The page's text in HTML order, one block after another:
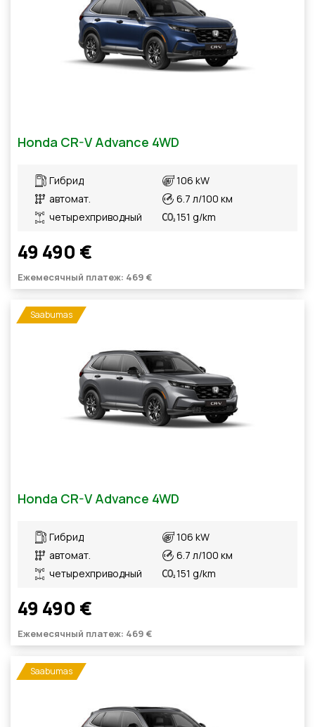
Honda CR-V Advance 4WD
Гибрид
автомат.
четырехприводный
106 kW
6.7 л/100 км
151 g/km
49 490 €
Ежемесячный платеж: 469 €
Saabumas
Honda CR-V Advance 4WD
Гибрид
автомат.
четырехприводный
106 kW
6.7 л/100 км
151 g/km
49 490 €
Ежемесячный платеж: 469 €
Saabumas